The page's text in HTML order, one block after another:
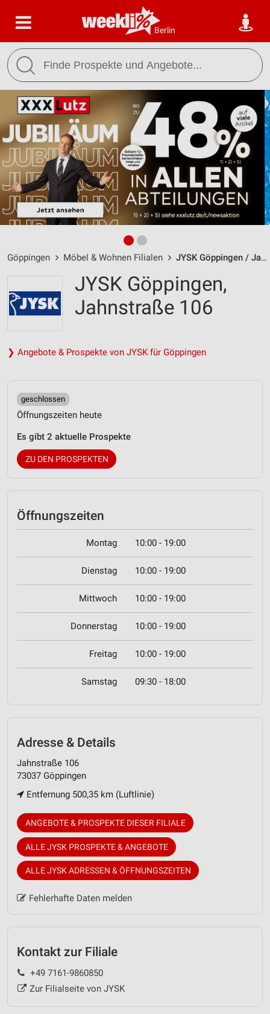
Berlin
Göppingen Möbel & Wohnen Filialen JYSK Göppingen / Jahnstraße 106 - Öffnungszeiten & Adresse
JYSK Göppingen,
Jahnstraße 106
❯ Angebote & Prospekte von JYSK für Göppingen
geschlossen
Öffnungszeiten heute
Es gibt 2 aktuelle Prospekte
ZU DEN PROSPEKTEN
Öffnungszeiten
Montag 10:00 - 19:00
Dienstag 10:00 - 19:00
Mittwoch 10:00 - 19:00
Donnerstag 10:00 - 19:00
Freitag 10:00 - 19:00
Samstag 09:30 - 18:00
Adresse & Details
Jahnstraße 106
73037 Göppingen
Entfernung 500,35 km (Luftlinie)
ANGEBOTE & PROSPEKTE DIESER FILIALE
ALLE JYSK PROSPEKTE & ANGEBOTE
ALLE JYSK ADRESSEN & ÖFFNUNGSZEITEN
Fehlerhafte Daten melden
Kontakt zur Filiale
+49 7161-9860850
Zur Filialseite von JYSK